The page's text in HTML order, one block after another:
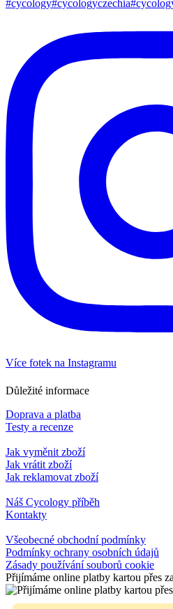
Více fotek na Instagramu
Důležité informace
Doprava a platba
Testy a recenze
Jak vyměnit zboží
Jak vrátit zboží
Jak reklamovat zboží
Náš Cycology příběh
Kontakty
Všeobecné obchodní podmínky
Podmínky ochrany osobních údajů
Zásady používání souborů cookie
Přijímáme online platby kartou přes